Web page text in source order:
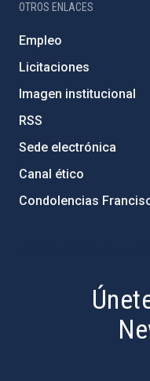
OTROS ENLACES
Empleo
Licitaciones
Imagen institucional
RSS
Sede electrónica
Canal ético
Condolencias